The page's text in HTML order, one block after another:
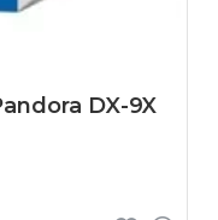
DX-9X